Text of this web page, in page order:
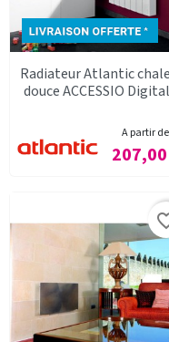
Radiateur Atlantic
douce ACCESSIO
A partir de
Prix